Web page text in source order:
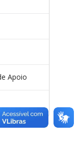
Apoio